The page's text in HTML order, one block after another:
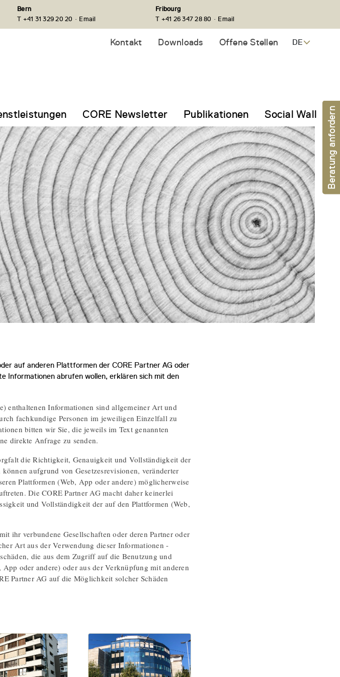
Bern
T +41 31 329 20 20 · Email
Fribourg
T +41 26 347 28 80 · Email
Kontakt Downloads Offene Stellen DE
CORE Newsletter Publikationen Social Wall
auf anderen Plattformen der CORE Partner AG oder
Informationen abrufen wollen, erklären sich mit den
enthaltenen Informationen sind allgemeiner Art und
fachkundige Personen im jeweiligen Einzelfall zu
bitten wir Sie, die jeweils im Text genannten
direkte Anfrage zu senden.
die Richtigkeit, Genauigkeit und Vollständigkeit der
aufgrund von Gesetzesrevisionen, veränderter
Plattformen (Web, App oder andere) möglicherweise
Die CORE Partner AG macht daher keinerlei
und Vollständigkeit der auf den Plattformen (Web,
ihr verbundene Gesellschaften oder deren Partner oder
Art aus der Verwendung dieser Informationen -
die aus dem Zugriff auf die Benutzung und
oder andere) oder aus der Verknüpfung mit anderen
Partner AG auf die Möglichkeit solcher Schäden
Beratung anfordern